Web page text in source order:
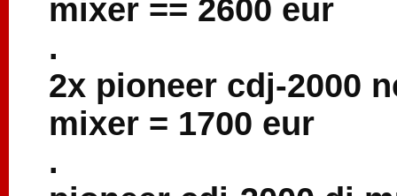
mixer == 2600 eur
.
2x pioneer cdj-2000
mixer = 1700 eur
.